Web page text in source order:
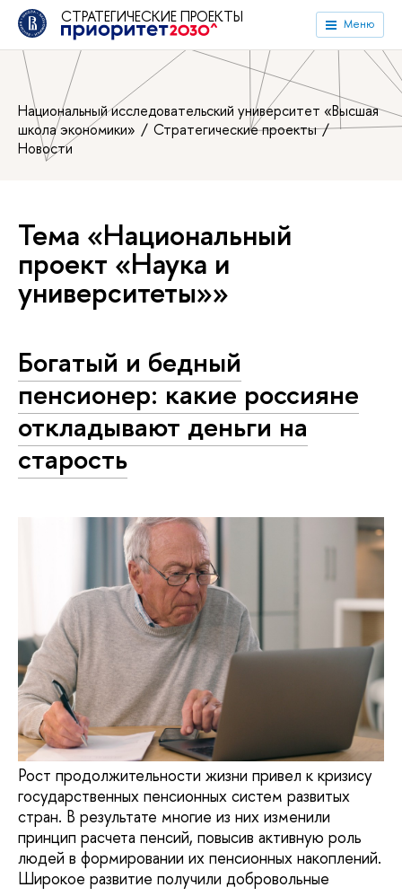
СТРАТЕГИЧЕСКИЕ ПРОЕКТЫ Меню
Национальный исследовательский университет «Высшая
школа экономики»
Стратегические проекты
Новости
Тема «Национальный
проект «Наука и
университеты»»
Богатый и бедный
пенсионер: какие россияне
откладывают деньги на
старость
Рост продолжительности жизни привел к кризису
государственных пенсионных систем развитых
стран. В результате многие из них изменили
принцип расчета пенсий, повысив активную роль
людей в формировании их пенсионных накоплений.
Широкое развитие получили добровольные